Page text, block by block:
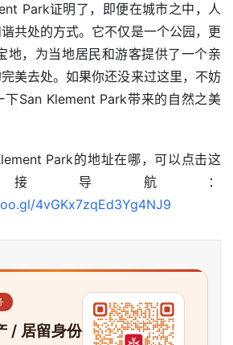
Park证明了，即便在城市之中，人
共处的方式。它不仅是一个公园，更
地，为当地居民和游客提供了一个亲
美去处。如果你还没来过这里，不妨
下San Klement Park带来的自然之美
Park的地址在哪，可以点击这
导航：
4vGKx7zqEd3Yg4NJ9
/ 居留身份